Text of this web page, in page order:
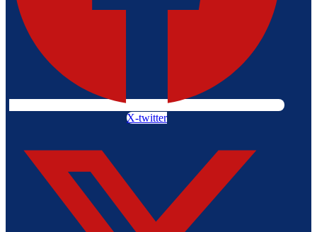
X-twitter